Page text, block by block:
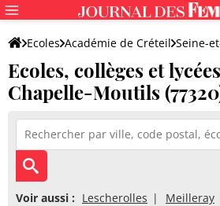
Ecoles Académie de Créteil Seine-
Ecoles, collèges et
Chapelle-Moutils
Voir aussi : Lescherolles Meilleray